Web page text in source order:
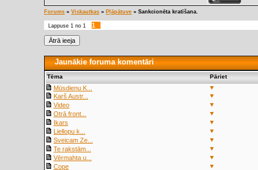
Forums » Viskautkas » Pļāpātuve » Sankcionēta kratīšana.
Lappuse 1 no 1
1
Jaunākie foruma komentāri
Tēma Pāriet
Mūsdienu K... ▼
Karš Austr...
▼
Video
▼
Otrā front...
▼
Ikars
▼
Liellopu k...
▼
Sveicam Ze...
▼
Te rakstām...
▼
Vērmahta u...
▼
Cope
▼